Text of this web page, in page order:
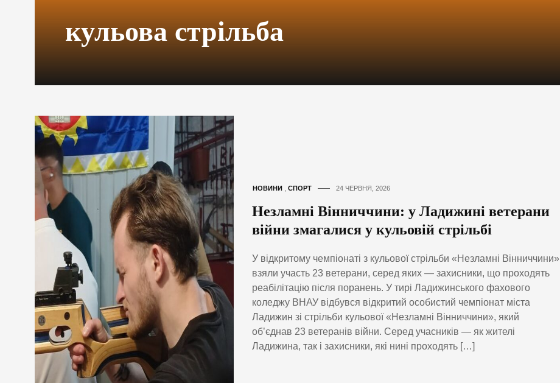
кульова стрільба
НОВИНИ СПОРТ 24 ЧЕРВНЯ, 2026
Незламні Вінниччини: у Ладижині ветерани
війни змагалися у кульовій стрільбі
У відкритому чемпіонаті з кульової стрільби «Незламні Вінниччини»
взяли участь 23 ветерани, серед яких — захисники, що проходять
реабілітацію після поранень. У тирі Ладижинського фахового
коледжу ВНАУ відбувся відкритий особистий чемпіонат міста
Ладижин зі стрільби кульової «Незламні Вінниччини», який
об’єднав 23 ветеранів війни. Серед учасників — як жителі
Ладижина, так і захисники, які нині проходять […]